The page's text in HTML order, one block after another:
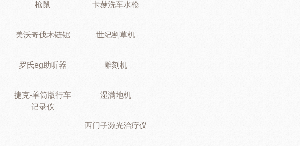
枪鼠 卡赫洗车水枪
美沃奇伐木链锯 世纪割草机
罗氏eg助听器 雕刻机
捷克-单筒版行车
记录仪
湿满地机
西门子激光治疗仪